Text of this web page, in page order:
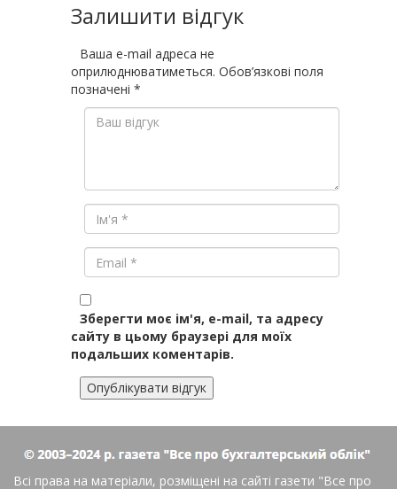
Залишити відгук
Ваша e-mail адреса не
оприлюднюватиметься. Обов’язкові поля
позначені *
Зберегти моє ім'я, e-mail, та адресу
сайту в цьому браузері для моїх
подальших коментарів.
Всі права на матеріали, розміщені на сайті газети "Все про